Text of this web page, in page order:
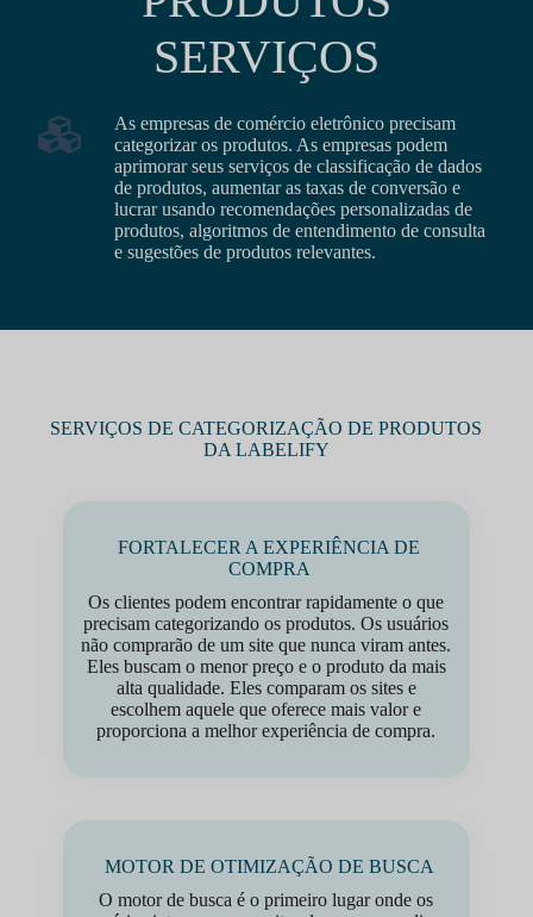
SERVIÇOS
As empresas de comércio eletrônico precisam
categorizar os produtos. As empresas podem
aprimorar seus serviços de classificação de dados
de produtos, aumentar as taxas de conversão e
lucrar usando recomendações personalizadas de
produtos, algoritmos de entendimento de consulta
e sugestões de produtos relevantes.
SERVIÇOS DE CATEGORIZAÇÃO DE PRODUTOS
DA LABELIFY
FORTALECER A EXPERIÊNCIA DE
COMPRA
Os clientes podem encontrar rapidamente o que
precisam categorizando os produtos. Os usuários
não comprarão de um site que nunca viram antes.
Eles buscam o menor preço e o produto da mais
alta qualidade. Eles comparam os sites e
escolhem aquele que oferece mais valor e
proporciona a melhor experiência de compra.
MOTOR DE OTIMIZAÇÃO DE BUSCA
O motor de busca é o primeiro lugar onde os